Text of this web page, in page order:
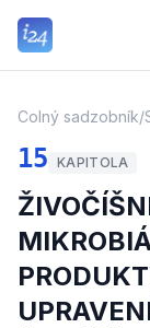
Colný sadzobník/
15 KAPITOLA